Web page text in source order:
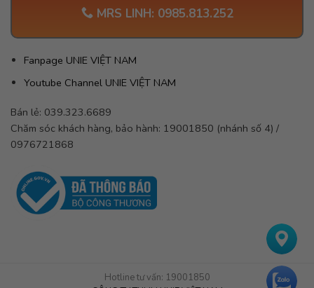
MRS LINH: 0985.813.252
Fanpage UNIE VIỆT NAM
Youtube Channel UNIE VIỆT NAM
Bán lẻ: 039.323.6689
Chăm sóc khách hàng, bảo hành: 19001850 (nhánh số 4) /
0976721868
Hotline tư vấn: 19001850